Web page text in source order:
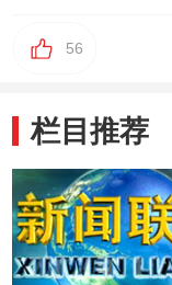
56
栏目推荐